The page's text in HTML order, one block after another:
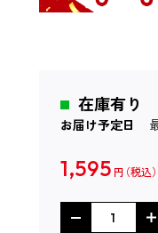
在庫有り
お届け予定日
1,595 円